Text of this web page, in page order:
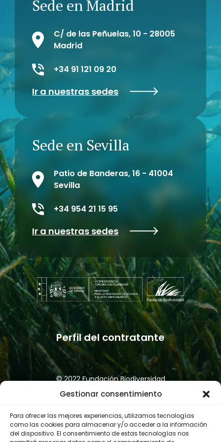
Gestionar consentimiento
Para ofrecer las mejores experiencias, utilizamos tecnologías
como las cookies para almacenar y/o acceder a la información
del dispositivo. El consentimiento de estas tecnologías nos
Sede en Madrid
C/ de las Peñuelas, 10 - 28005
Madrid
+34 91 121 09 20
Ir a nuestras sedes
Sede en Sevilla
Patio de Banderas, 16 - 41004
Sevilla
+34 954 21 15 95
Ir a nuestras sedes
Perfil del contratante
© 2022 Fundación Biodiversidad
Política de privacidad
Aviso legal
Canal de denuncias